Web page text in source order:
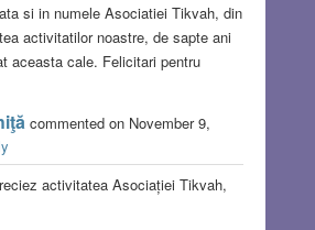
si in numele Asociatiei Tikvah, din
activitatilor noastre, de sapte ani
aceasta cale. Felicitari pentru
commented on November 9,
activitatea Asociației Tikvah,